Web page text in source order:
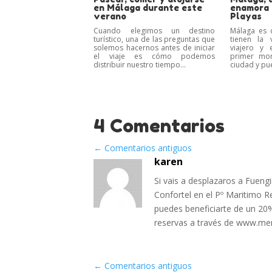
en Málaga durante este
verano
Cuando elegimos un destino
turístico, una de las preguntas que
solemos hacernos antes de iniciar
el viaje es cómo podemos
distribuir nuestro tiempo...
Playas
Málaga es
tienen la
viajero y
primer
ciudad y
4 Comentarios
← Comentarios antiguos
karen
Si vais a desplazaros a
Confortel en el Pº Maritimo
puedes beneficiarte de un
reservas a través de
← Comentarios antiguos